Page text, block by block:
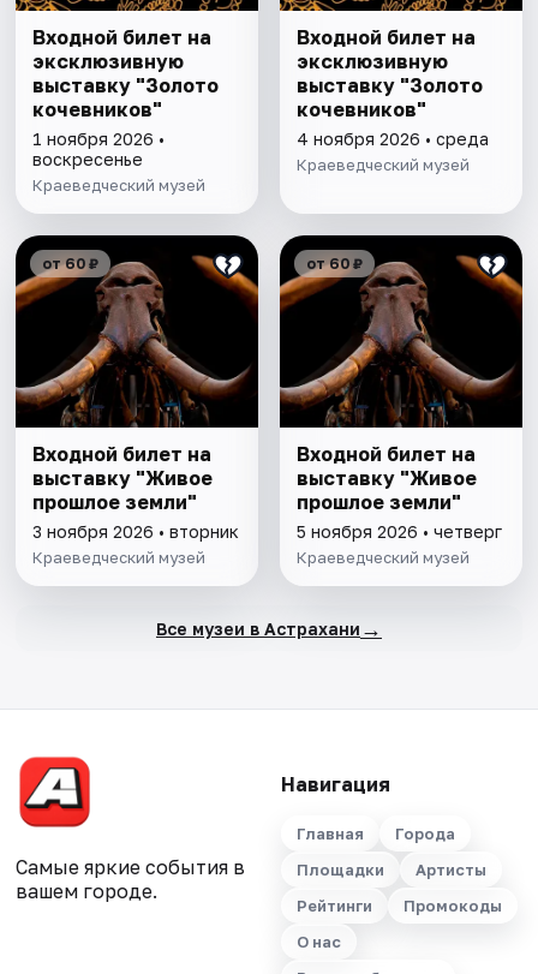
Входной билет на
эксклюзивную
выставку "Золото
кочевников"
1 ноября 2026 •
воскресенье
Краеведческий музей
Входной билет на
эксклюзивную
выставку "Золото
кочевников"
4 ноября 2026 • среда
Краеведческий музей
от 60 ₽
Входной билет на
выставку "Живое
прошлое земли"
3 ноября 2026 • вторник
Краеведческий музей
от 60 ₽
Входной билет на
выставку "Живое
прошлое земли"
5 ноября 2026 • четверг
Краеведческий музей
Все музеи в Астрахани →
Самые яркие события в
вашем городе.
Навигация
Главная
Города
Площадки
Артисты
Рейтинги
Промокоды
О нас